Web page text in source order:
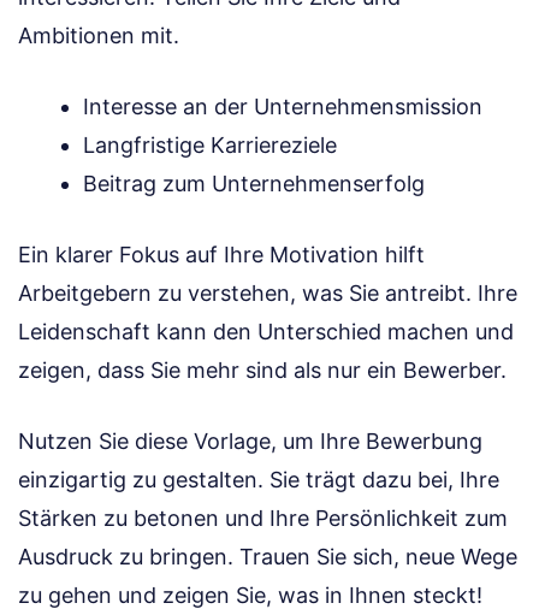
Ambitionen mit.
Interesse an der Unternehmensmission
Langfristige Karriereziele
Beitrag zum Unternehmenserfolg
Ein klarer Fokus auf Ihre Motivation hilft
Arbeitgebern zu verstehen, was Sie antreibt. Ihre
Leidenschaft kann den Unterschied machen und
zeigen, dass Sie mehr sind als nur ein Bewerber.
Nutzen Sie diese Vorlage, um Ihre Bewerbung
einzigartig zu gestalten. Sie trägt dazu bei, Ihre
Stärken zu betonen und Ihre Persönlichkeit zum
Ausdruck zu bringen. Trauen Sie sich, neue Wege
zu gehen und zeigen Sie, was in Ihnen steckt!